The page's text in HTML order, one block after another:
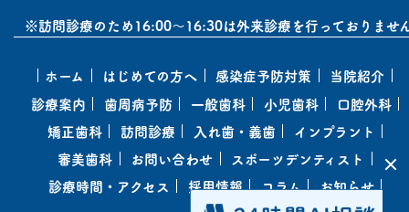
※訪問診療のため16:00～16:30は外来診療を行っておりませ
ホーム はじめての方へ 感染症予防対策
当院紹介
診療案内
歯周病予防 一般歯科 小児歯科
口腔外科
矯正歯科
訪問診療 入れ歯・義歯
インプラント
審美歯科
お問い合わせ
スポーツデンティスト
診療時間・アクセス
採用情報 コラム お知らせ